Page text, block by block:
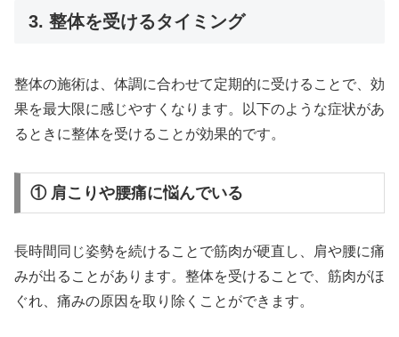
3. 整体を受けるタイミング
整体の施術は、体調に合わせて定期的に受けることで、効
果を最大限に感じやすくなります。以下のような症状があ
るときに整体を受けることが効果的です。
① 肩こりや腰痛に悩んでいる
長時間同じ姿勢を続けることで筋肉が硬直し、肩や腰に痛
みが出ることがあります。整体を受けることで、筋肉がほ
ぐれ、痛みの原因を取り除くことができます。